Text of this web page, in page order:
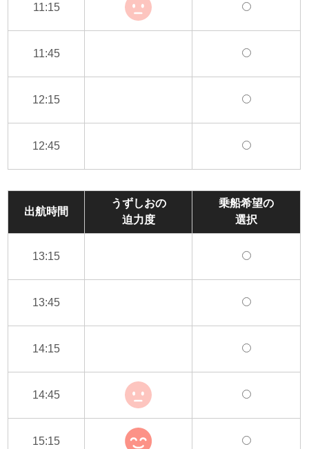
11:15
11:45
12:15
12:45
出航時間
うずしおの
迫力度
乗船希望の
選択
13:15
13:45
14:15
14:45
15:15